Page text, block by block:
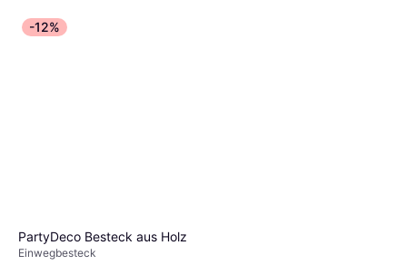
-12%
PartyDeco Besteck aus Holz
Einwegbesteck